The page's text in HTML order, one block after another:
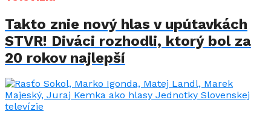
Takto znie nový hlas v upútavkách
STVR! Diváci rozhodli, ktorý bol za
20 rokov najlepší